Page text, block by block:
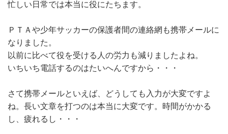
忙しい日常では本当に役にたちます。
ＰＴＡや少年サッカーの保護者間の連絡網も携帯メールに
なりました。
以前に比べて役を受ける人の労力も減りましたよね。
いちいち電話するのはたいへんですから・・・
さて携帯メールといえば、どうしても入力が大変ですよ
ね。長い文章を打つのは本当に大変です。時間がかかる
し、疲れるし・・・